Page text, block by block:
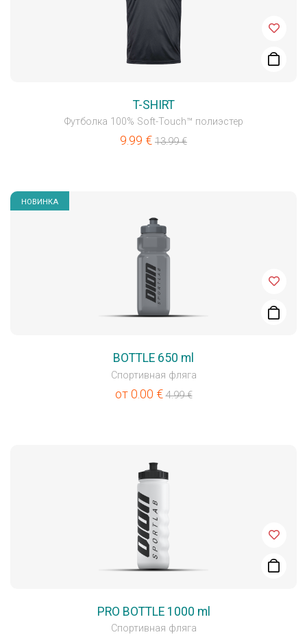
T-SHIRT
Футболка 100% Soft-Touch™ полиэстер
9.99 € 13.99€
НОВИНКА
BOTTLE 650 ml
Спортивная фляга
от0.00 €4.99€
PRO BOTTLE 1000 ml
Спортивная фляга